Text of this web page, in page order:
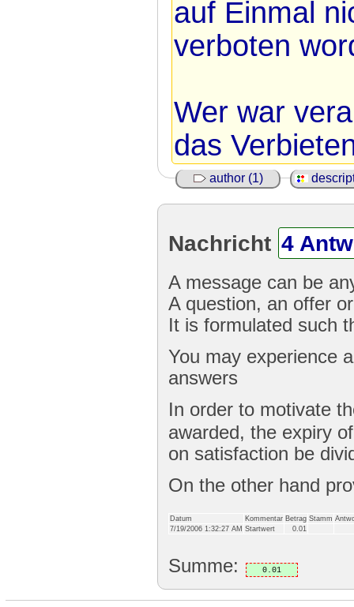
auf Einmal
verboten
Wer war
das
author (1)
Nachricht 4
A message can be
A question, an offer
It is formulated such
You may experience
answers
In order to motivate
awarded, the expiry
on satisfaction be
On the other hand
Datum Kommentar Betrag Stamm
7/19/2006 1:32:27 AM Startwert 0.01
Summe: 0.01